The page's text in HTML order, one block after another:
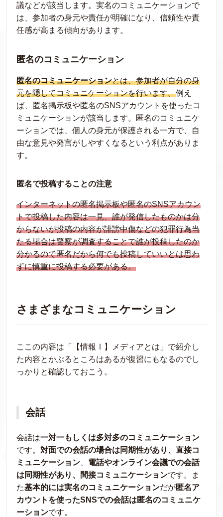
議などが該当します。実名のコミュニケーションで
は、参加者の身元や責任が明確になり、信頼性や責
任感が高まる傾向があります。
匿名のコミュニケーション
匿名のコミュニケーションとは、参加者が自分の身
元を隠してコミュニケーションを行います。例え
ば、匿名掲示板や匿名のSNSアカウントを使ったコ
ミュニケーションが該当します。匿名のコミュニケ
ーションでは、個人の身元が保護される一方で、自
由な意見や発言がしやすくなるという利点がありま
す。
匿名で投稿することの注意
インターネットの匿名掲示板や匿名のSNSアカウン
トで投稿した内容は一見、誰が発信したものかは分
からないが投稿の内容が誹謗中傷などの犯罪行為当
たる場合は警察が調査することで誰が投稿したのか
分かるので匿名だから何でも投稿していいとは思わ
ずに慎重に投稿する必要がある。
さまざまなコミュニケーション
ここの内容は「【情報Ⅰ】メディアとは」で紹介し
た内容とかぶるところはあるが復習にもなるのでし
っかりと確認しておこう。
会話
会話は一対一もしくは多対多のコミュニケーション
です。 対面での会話の場合は同期性があり、直接コ
ミュニケーション
電話やオンライン会議での会話
は同期性があり、間接コミュニケーションです。ま
た基本的には実名のコミュニケーションだが匿名ア
カウントを使ったSNSでの会話は匿名のコミュニケ
ーションです。